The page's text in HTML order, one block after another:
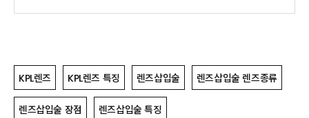
KPL렌즈 KPL렌즈 특징 렌즈삽입술 렌즈삽입술 렌즈종류
렌즈삽입술 장점 렌즈삽입술 특징